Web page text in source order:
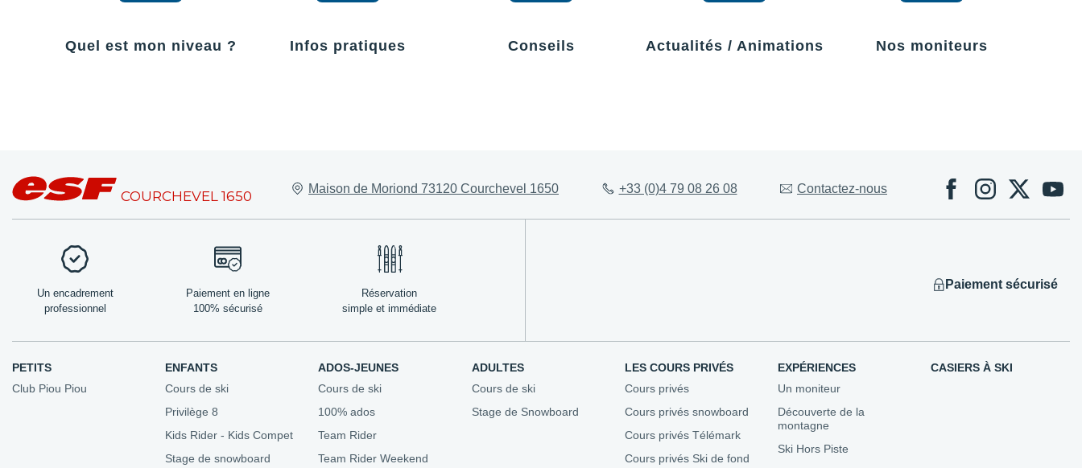
Quel est mon niveau ? Infos pratiques
Nos bureaux
Les amis de l'esf
Conseils
Conseils aux parents
Assurez-vous
Actualités / Animations
Stades & Competitions
Bons plans
Nos moniteurs
COURCHEVEL 1650 Maison de Moriond 73120 Courchevel 1650 +33 (0)4 79 08 26 08 Contactez-nous
Un encadrement
professionnel
Paiement en ligne
100% sécurisé
Réservation
simple et immédiate
Paiement sécurisé
PETITS
Club Piou Piou
ENFANTS
Cours de ski
Privilège 8
Kids Rider - Kids Compet
Stage de snowboard
ADOS-JEUNES
Cours de ski
100% ados
Team Rider
Team Rider Weekend
ADULTES
Cours de ski
Stage de Snowboard
LES COURS PRIVÉS
Cours privés
Cours privés snowboard
Cours privés Télémark
Cours privés Ski de fond
EXPÉRIENCES
Un moniteur
Découverte de la
montagne
Ski Hors Piste
CASIERS À SKI